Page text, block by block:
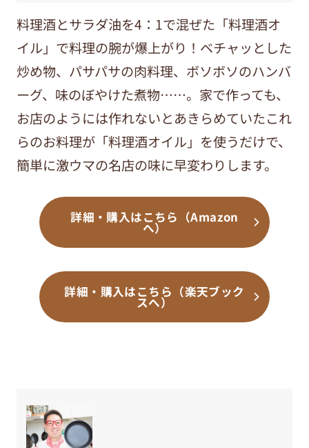
料理酒とサラダ油を4：1で混ぜた「料理酒オ
イル」で料理の腕が爆上がり！ベチャッとした
炒め物、パサパサの肉料理、ボソボソのハンバ
ーグ、味のぼやけた煮物……。家で作っても、
お店のようには作れないとあきらめていたこれ
らのお料理が「料理酒オイル」を使うだけで、
簡単に激ウマの名店の味に早変わりします。
詳細・購入はこちら（Amazon
へ）
詳細・購入はこちら（楽天ブック
スへ）